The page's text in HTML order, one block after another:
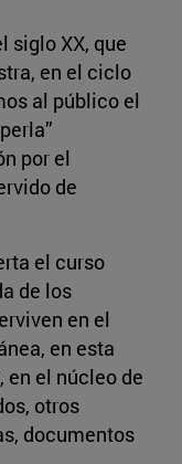
siglo XX, que
en el ciclo
al público el
por el
de
el curso
de los
en el
en esta
en el núcleo de
otros
documentos